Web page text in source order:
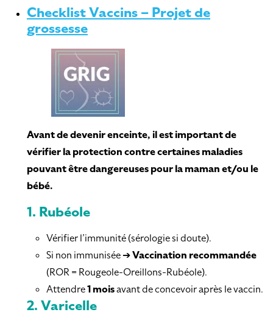
Checklist Vaccins – Projet de
grossesse
Avant de devenir enceinte, il est important de
vérifier la protection contre certaines maladies
pouvant être dangereuses pour la maman et/ou le
bébé.
1. Rubéole
Vérifier l’immunité (sérologie si doute).
Si non immunisée ➔Vaccination recommandée
(ROR = Rougeole-Oreillons-Rubéole).
Attendre1 moisavant de concevoir après le vaccin.
2. Varicelle